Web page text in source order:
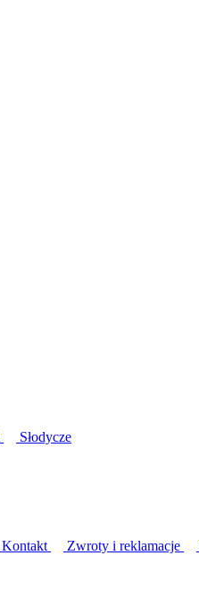
Słodycze
Kontakt Zwroty i reklamacje